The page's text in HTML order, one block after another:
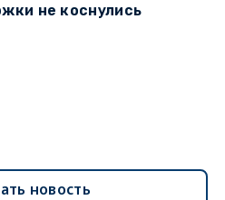
не коснулись
новость